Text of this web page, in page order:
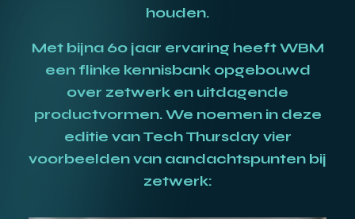
houden.
Met bijna 60 jaar ervaring heeft WBM
een flinke kennisbank opgebouwd
over zetwerk en uitdagende
productvormen. We noemen in deze
editie van Tech Thursday vier
voorbeelden van aandachtspunten bij
zetwerk: